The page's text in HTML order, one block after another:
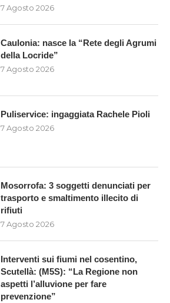
7 Agosto 2026
Caulonia: nasce la “Rete degli Agrumi
della Locride”
7 Agosto 2026
Puliservice: ingaggiata Rachele Pioli
7 Agosto 2026
Mosorrofa: 3 soggetti denunciati per
trasporto e smaltimento illecito di
rifiuti
7 Agosto 2026
Interventi sui fiumi nel cosentino,
Scutellà: (M5S): “La Regione non
aspetti l’alluvione per fare
prevenzione”